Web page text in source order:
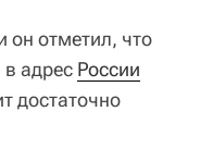
он отметил, что
адрес России
достаточно